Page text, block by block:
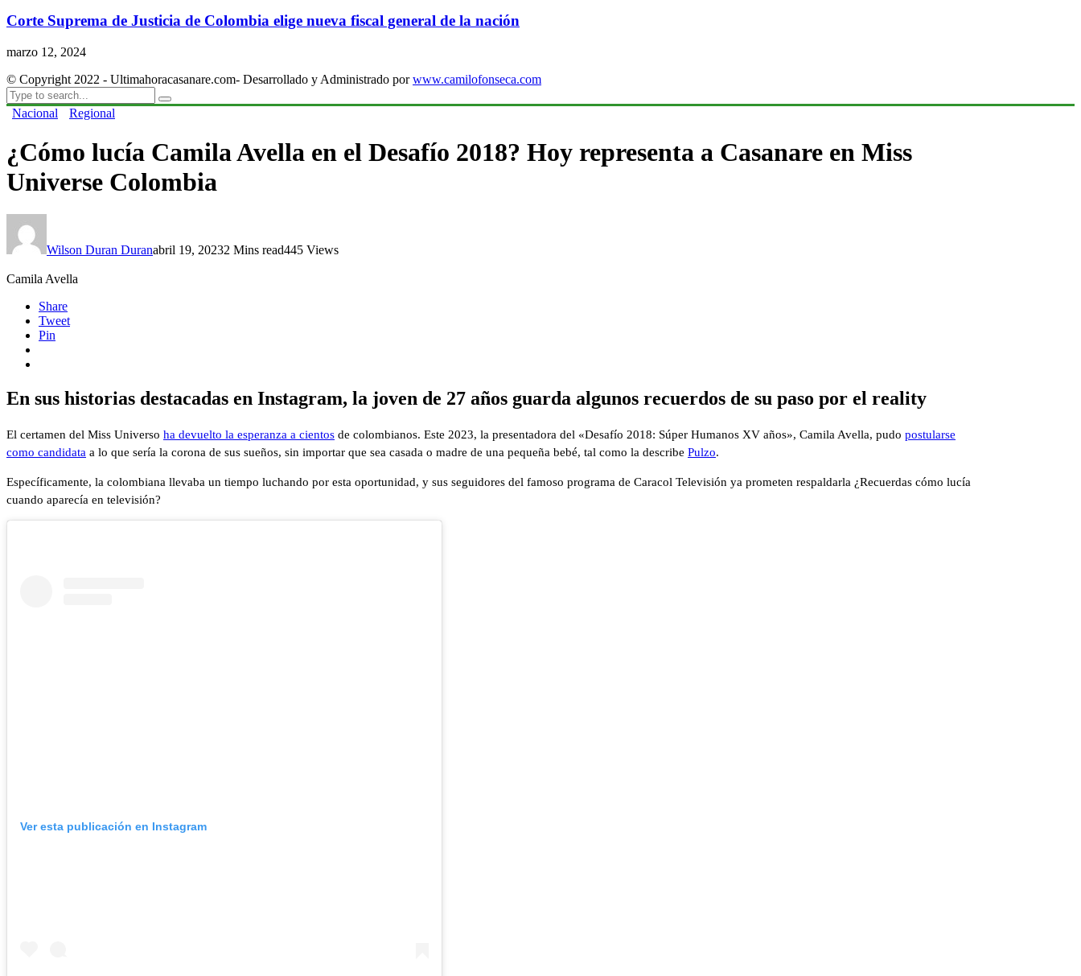
Corte Suprema de Justicia de Colombia elige nueva fiscal general de la nación
marzo 12, 2024
© Copyright 2022 - Ultimahoracasanare.com- Desarrollado y Administrado porwww.camilofonseca.com
Nacional Regional
¿Cómo lucía Camila Avella en el Desafío 2018? Hoy representa a Casanare en Miss
Universe Colombia
Wilson Duran Duranabril 19, 20232 Mins read445 Views
Camila Avella
Share
Tweet
Pin
En sus historias destacadas en Instagram, la joven de 27 años guarda algunos recuerdos de su paso por el reality
El certamen del Miss Universo ha devuelto la esperanza a cientos de colombianos. Este 2023, la presentadora del «Desafío 2018: Súper Humanos XV años», Camila Avella, pudo postularse
como candidata a lo que sería la corona de sus sueños, sin importar que sea casada o madre de una pequeña bebé, tal como la describe Pulzo.
Específicamente, la colombiana llevaba un tiempo luchando por esta oportunidad, y sus seguidores del famoso programa de Caracol Televisión ya prometen respaldarla ¿Recuerdas cómo lucía
cuando aparecía en televisión?
Ver esta publicación en Instagram